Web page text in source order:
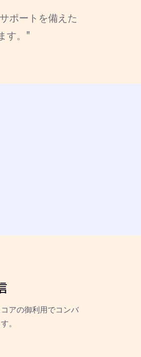
ポートを備えた
す。"
アの御利用でコンバ
。